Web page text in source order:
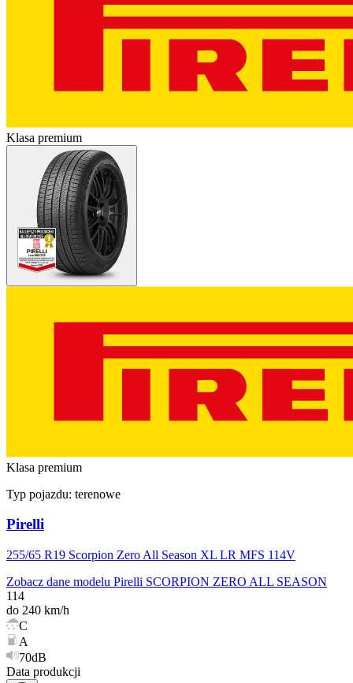
Klasa premium
Klasa premium
Typ pojazdu: terenowe
Pirelli
255/65 R19 Scorpion Zero All Season XL LR MFS 114V
Zobacz dane modelu Pirelli SCORPION ZERO ALL SEASON
114
do 240 km/h
C
A
70dB
Data produkcji